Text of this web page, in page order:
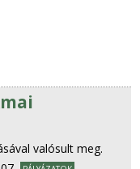
valósult meg.